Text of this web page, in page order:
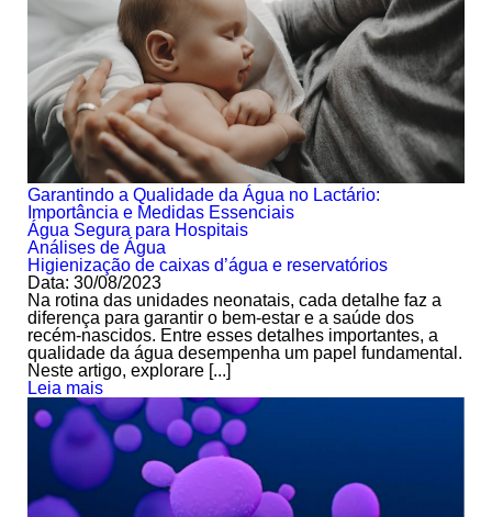
Garantindo a Qualidade da Água no Lactário:
Importância e Medidas Essenciais
Água Segura para Hospitais
Análises de Água
Higienização de caixas d’água e reservatórios
Data: 30/08/2023
Na rotina das unidades neonatais, cada detalhe faz a
diferença para garantir o bem-estar e a saúde dos
recém-nascidos. Entre esses detalhes importantes, a
qualidade da água desempenha um papel fundamental.
Neste artigo, explorare [...]
Leia mais